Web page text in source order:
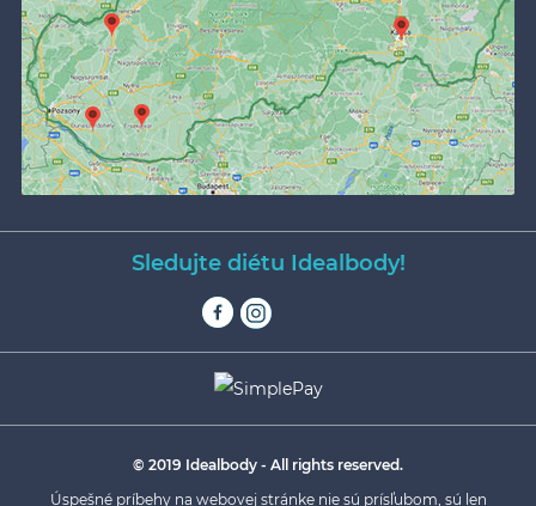
Sledujte diétu Idealbody!
© 2019 Idealbody - All rights reserved.
Úspešné príbehy na webovej stránke nie sú prísľubom, sú len